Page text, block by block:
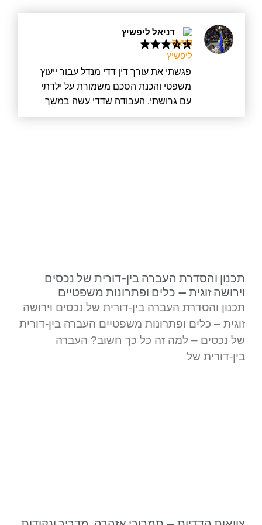
דניאל ליפשיץ
פגשתי את עורך דין דדי מנדל עבור ייעוץ
משפטי והכנת הסכם משמורת על ילדתי
עם גרושתי. העבודה שדדי עשה במשך
מעל חצי שנה הייתה מעוררת כבוד. לא רק
תכנון והסדרת העברה בין-דורית של נכסים
וירושה זוגית – כלים ופתרונות משפטיים
תכנון והסדרת העברה בין-דורית של נכסים וירושה
זוגית – כלים ופתרונות משפטיים העברה בין-דורית
של נכסים – למה זה כל כך חשוב? העברה
בין-דורית של